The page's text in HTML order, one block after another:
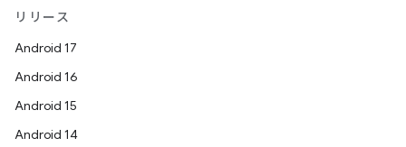
リリース
Android 17
Android 16
Android 15
Android 14